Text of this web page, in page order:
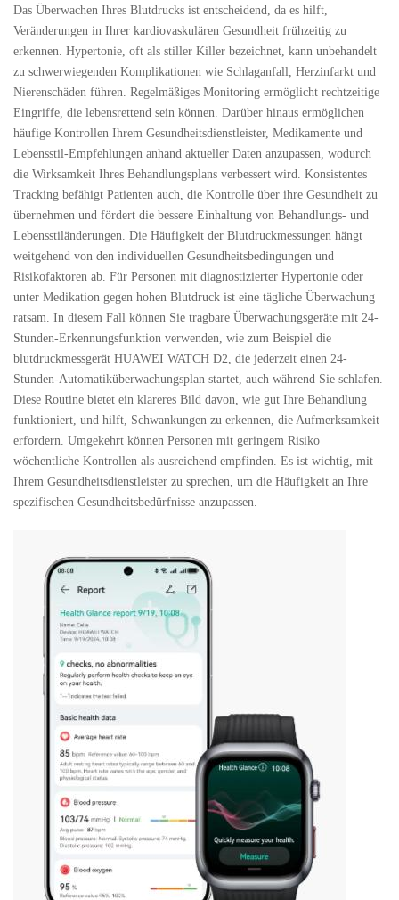
Das Überwachen Ihres Blutdrucks ist entscheidend, da es hilft,
Veränderungen in Ihrer kardiovaskulären Gesundheit frühzeitig zu
erkennen. Hypertonie, oft als stiller Killer bezeichnet, kann unbehandelt
zu schwerwiegenden Komplikationen wie Schlaganfall, Herzinfarkt und
Nierenschäden führen. Regelmäßiges Monitoring ermöglicht rechtzeitige
Eingriffe, die lebensrettend sein können. Darüber hinaus ermöglichen
häufige Kontrollen Ihrem Gesundheitsdienstleister, Medikamente und
Lebensstil-Empfehlungen anhand aktueller Daten anzupassen, wodurch
die Wirksamkeit Ihres Behandlungsplans verbessert wird. Konsistentes
Tracking befähigt Patienten auch, die Kontrolle über ihre Gesundheit zu
übernehmen und fördert die bessere Einhaltung von Behandlungs- und
Lebensstiländerungen. Die Häufigkeit der Blutdruckmessungen hängt
weitgehend von den individuellen Gesundheitsbedingungen und
Risikofaktoren ab. Für Personen mit diagnostizierter Hypertonie oder
unter Medikation gegen hohen Blutdruck ist eine tägliche Überwachung
ratsam. In diesem Fall können Sie tragbare Überwachungsgeräte mit 24-
Stunden-Erkennungsfunktion verwenden, wie zum Beispiel die
blutdruckmessgerät HUAWEI WATCH D2, die jederzeit einen 24-
Stunden-Automatiküberwachungsplan startet, auch während Sie schlafen.
Diese Routine bietet ein klareres Bild davon, wie gut Ihre Behandlung
funktioniert, und hilft, Schwankungen zu erkennen, die Aufmerksamkeit
erfordern. Umgekehrt können Personen mit geringem Risiko
wöchentliche Kontrollen als ausreichend empfinden. Es ist wichtig, mit
Ihrem Gesundheitsdienstleister zu sprechen, um die Häufigkeit an Ihre
spezifischen Gesundheitsbedürfnisse anzupassen.